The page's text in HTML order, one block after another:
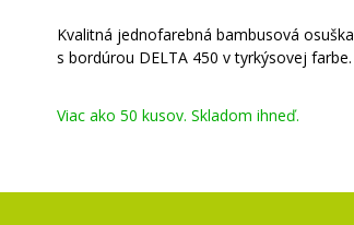
Kvalitná jednofarebná bambusová osuška
s bordúrou DELTA 450 v tyrkýsovej farbe.
Viac ako 50 kusov. Skladom ihneď.